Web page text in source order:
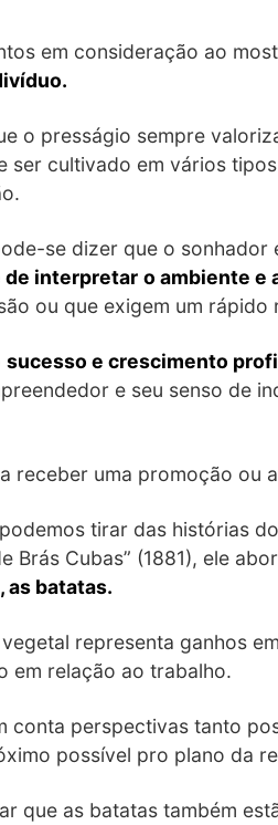
em consideração ao
o presságio sempre
ser cultivado em vários
se dizer que o sonhador
de interpretar o ambiente e
ou que exigem um
sucesso e crescimento
e seu senso de
receber uma promoção ou
tirar das histórias
Brás Cubas” (1881), ele
as batatas.
representa ganhos
em relação ao trabalho.
conta perspectivas tanto
possível pro plano da
que as batatas também